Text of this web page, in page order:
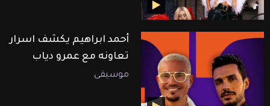
أحمد ابراهيم يكشف اسرار
تعاونه مع عمرو دياب
موسيقى